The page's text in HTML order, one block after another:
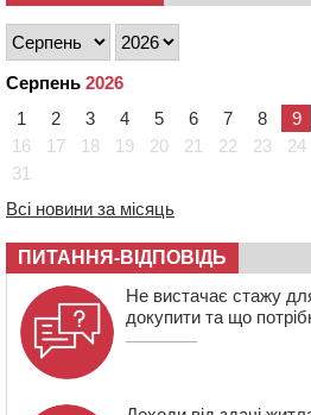
19:34 На Уманщині суд припинив
ділянок, незаконно
Вихователька з Черкас і дві
стали фіналістками Global
віку
17:48 “Це страшна
СМА 13-річного хлопця із
ОВА виділити кошти на
17:15
На Уманщині судитимуть
освіти через закупівлю
ціною
Серпень 2026
1
2 3 4 5 6 7 8 9
16
17 18 19 20 21 22 23 24
31
Всі новини за місяць
ПИТАННЯ-ВІДПОВІДЬ
Не вистачає стажу
докупити та що